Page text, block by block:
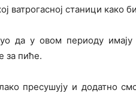
ватрогасној станици како
да у овом периоду
за пиће.
пресушују и додатно